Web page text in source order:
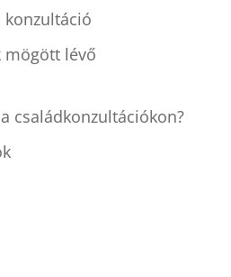
konzultáció
mögött lévő
családkonzultációkon?